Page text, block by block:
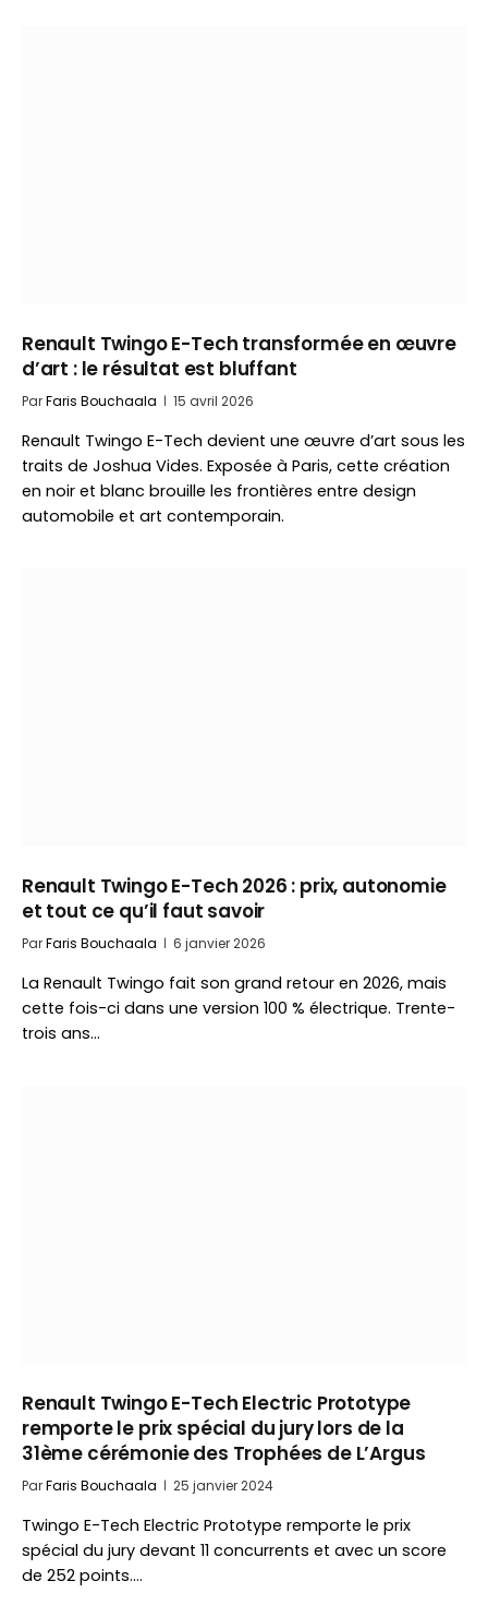
Renault Twingo E-Tech transformée en œuvre
d’art : le résultat est bluffant
ParFaris Bouchaala 15 avril 2026
Renault Twingo E-Tech devient une œuvre d’art sous les
traits de Joshua Vides. Exposée à Paris, cette création
en noir et blanc brouille les frontières entre design
automobile et art contemporain.
Renault Twingo E-Tech 2026 : prix, autonomie
et tout ce qu’il faut savoir
ParFaris Bouchaala 6 janvier 2026
La Renault Twingo fait son grand retour en 2026, mais
cette fois-ci dans une version 100 % électrique. Trente-
trois ans…
Renault Twingo E-Tech Electric Prototype
remporte le prix spécial du jury lors de la
31ème cérémonie des Trophées de L’Argus
ParFaris Bouchaala 25 janvier 2024
Twingo E-Tech Electric Prototype remporte le prix
spécial du jury devant 11 concurrents et avec un score
de 252 points.…